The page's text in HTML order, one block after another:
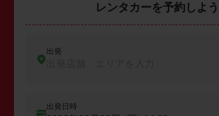
レンタカーを予約しよう
出発
出発日時